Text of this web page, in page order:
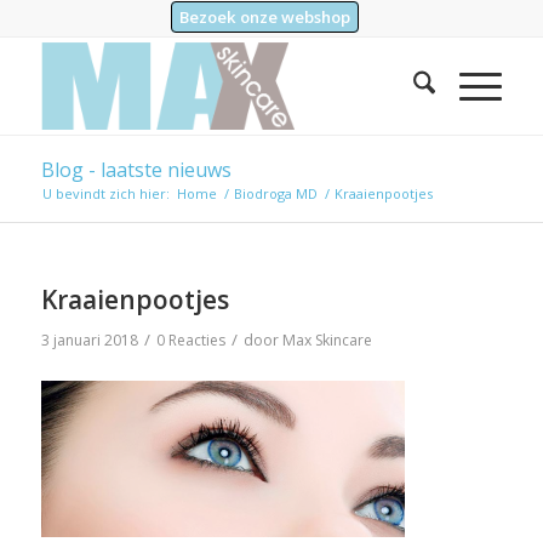
Bezoek onze webshop
Blog - laatste nieuws
U bevindt zich hier: Home / Biodroga MD / Kraaienpootjes
Kraaienpootjes
3 januari 2018 / 0 Reacties / door Max Skincare